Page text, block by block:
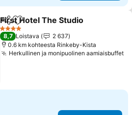
Jaa Lisää suosikkeihin
First Hotel The Studio
4 Tähtiluokitus
8,7 Loistava
2 637
0.6 km kohteesta Rinkeby-Kista
Herkullinen ja monipuolinen aamiaisbuffet